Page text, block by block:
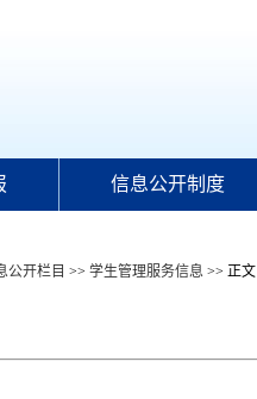
信息公开制度
公开栏目 >> 学生管理服务信息 >> 正文